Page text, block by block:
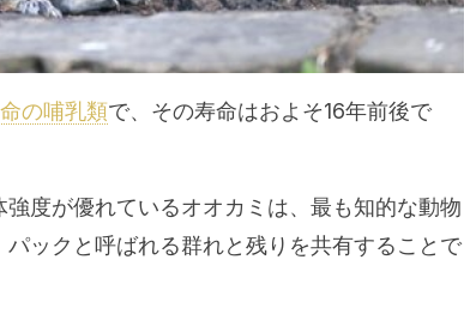
の哺乳類で、その寿命はおよそ16年前後で
度が優れているオオカミは、最も知的な動物
ックと呼ばれる群れと残りを共有することで